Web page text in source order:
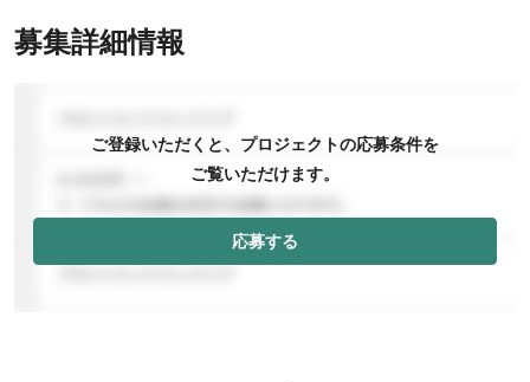
募集詳細情報
ご登録いただくと、プロジェクトの応募条件を
ご覧いただけます。
応募する